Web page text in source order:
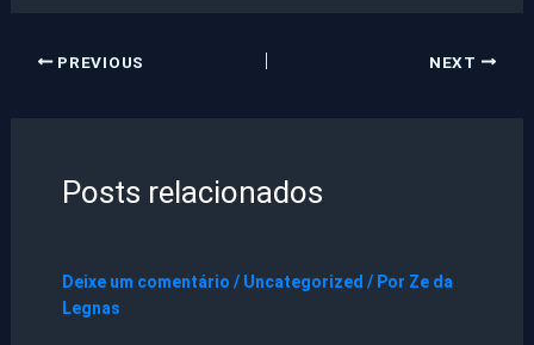
PREVIOUS NEXT
Posts relacionados
Deixe um comentário / Uncategorized / Por Ze da
Legnas